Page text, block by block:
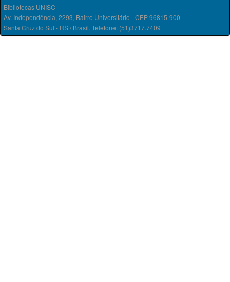
Bibliotecas UNISC
Av. Independência, 2293, Bairro Universitário - CEP 96815-900
Santa Cruz do Sul - RS / Brasil. Telefone: (51)3717.7409